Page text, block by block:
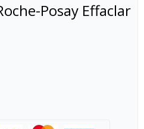
Posay Effaclar